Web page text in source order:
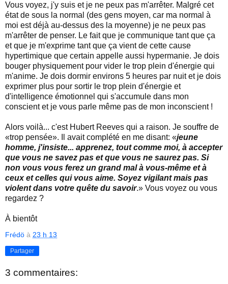
Vous voyez, j'y suis et je ne peux pas m'arrêter. Malgré cet
état de sous la normal (des gens moyen, car ma normal à
moi est déjà au-dessus des la moyenne) je ne peux pas
m'arrêter de penser. Le fait que je communique tant que ça
et que je m'exprime tant que ça vient de cette cause
hypertimique que certain appelle aussi hypermanie. Je dois
bouger physiquement pour vider le trop plein d'énergie qui
m'anime. Je dois dormir environs 5 heures par nuit et je dois
exprimer plus pour sortir le trop plein d'énergie et
d'intelligence émotionnel qui s'accumule dans mon
conscient et je vous parle même pas de mon inconscient !
Alors voilà... c'est Hubert Reeves qui a raison. Je souffre de
«trop pensée». Il avait complété en me disant: «jeune
homme, j'insiste... apprenez, tout comme moi, à accepter
que vous ne savez pas et que vous ne saurez pas. Si
non vous vous ferez un grand mal à vous-même et à
ceux et celles qui vous aime. Soyez vigilant mais pas
violent dans votre quête du savoir.» Vous voyez ou vous
regardez ?
À bientôt
Frédö à 23 h 13
Partager
3 commentaires: